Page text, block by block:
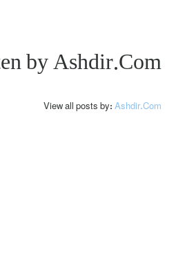
by Ashdir.com
View all posts by: Ashdir.com